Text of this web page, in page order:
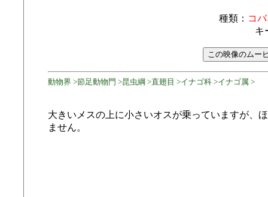
種類： コ
キ
動物界 >節足動物門 >昆虫綱 >直翅目 >イナゴ科 >イナゴ属 >
大きいメスの上に小さいオスが乗っていますが、
ません。